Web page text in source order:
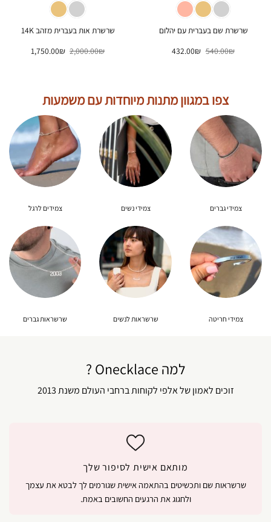
שרשרת שם בעברית עם יהלום
540.00₪ המחיר
432.00₪ המחיר
שרשרת אות בעברית מזהב 14K
2,000.00₪ המחיר
1,750.00₪
צפו במגוון מתנות מיוחדות עם משמעות
צמידי גברים צמידי נשים צמידים לרגל
צמידי חריטה שרשראות לנשים שרשראות גברים
למה Onecklace ?
זוכים לאמון של אלפי לקוחות ברחבי העולם משנת 2013
מותאם אישית לסיפור שלך
שרשראות שם ותכשיטים בהתאמה אישית שגורמים לך לבטא את עצמך
ולחגוג את הרגעים החשובים באמת.